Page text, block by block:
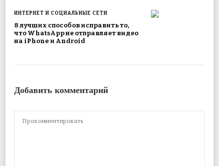
ИНТЕРНЕТ И СОЦИАЛЬНЫЕ СЕТИ
8 лучших способов исправить то,
что WhatsApp не отправляет видео
на iPhone и Android
Добавить комментарий